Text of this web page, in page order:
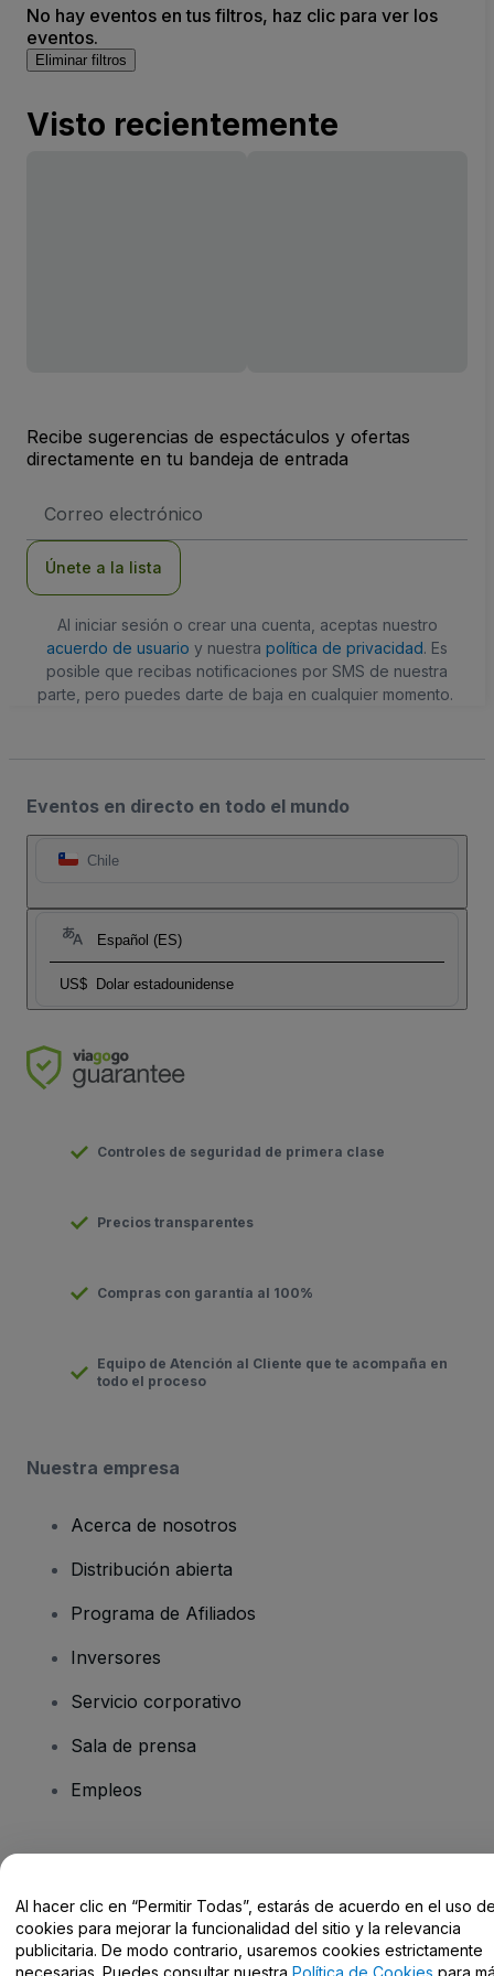
No hay eventos en tus filtros, haz clic para ver los
eventos.
Eliminar filtros
Visto recientemente
Recibe sugerencias de espectáculos y ofertas
directamente en tu bandeja de entrada
de
Únete a la lista
Al iniciar sesión o crear una cuenta, aceptas nuestro
acuerdo de usuario y nuestra política de privacidad. Es
posible que recibas notificaciones por SMS de nuestra
parte, pero puedes darte de baja en cualquier momento.
Eventos en directo en todo el mundo
Chile
Español (ES)
US$ Dolar estadounidense
Controles de seguridad de primera clase
Precios transparentes
Compras con garantía al 100%
Equipo de Atención al Cliente que te acompaña en
todo el proceso
Nuestra empresa
Acerca de nosotros
Distribución abierta
Programa de Afiliados
Inversores
Servicio corporativo
Sala de prensa
Empleos
Centro de Ayuda / Contacto
Al hacer clic en “Permitir Todas”, estarás de acuerdo en el uso
cookies para mejorar la funcionalidad del sitio y la relevancia
publicitaria. De modo contrario, usaremos cookies estrictamente
necesarias. Puedes consultar nuestra Política de Cookies para